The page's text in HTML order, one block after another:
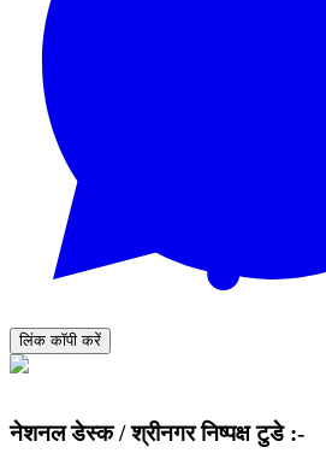
लिंक कॉपी करें
नेशनल डेस्क /श्रीनगर निष्पक्ष टुडे :-